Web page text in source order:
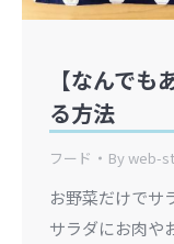
【なんで
る方法
フード Byweb-
お野菜だけでサ
サラダにお肉や